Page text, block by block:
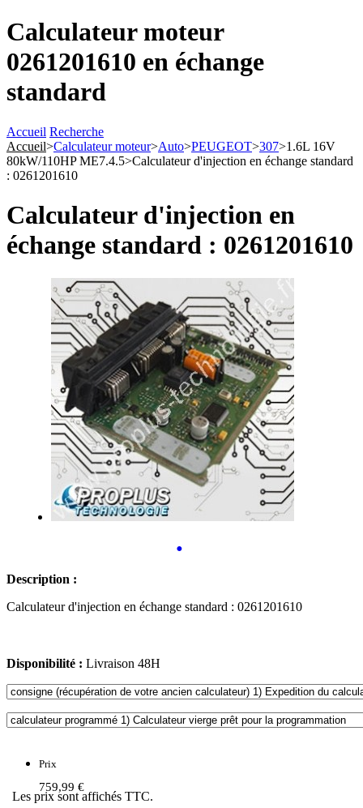
Calculateur moteur
0261201610 en échange
standard
Accueil Recherche
Accueil>Calculateur moteur>Auto>PEUGEOT>307>1.6L 16V
80kW/110HP ME7.4.5>Calculateur d'injection en échange standard
: 0261201610
Calculateur d'injection en
échange standard : 0261201610
•
Description :
Calculateur d'injection en échange standard : 0261201610
Disponibilité : Livraison 48H
Prix
759,99 €
Les prix sont affichés TTC.